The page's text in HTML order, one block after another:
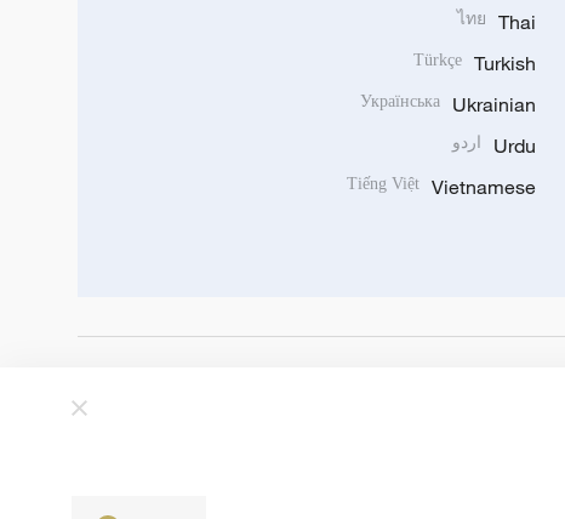
Thai
ไทย
Turkish
Türkçe
Ukrainian
Українська
Urdu اردو
Vietnamese
Tiếng Việt